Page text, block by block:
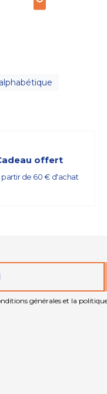
offert
partir de 60 € d'achat
générales et la